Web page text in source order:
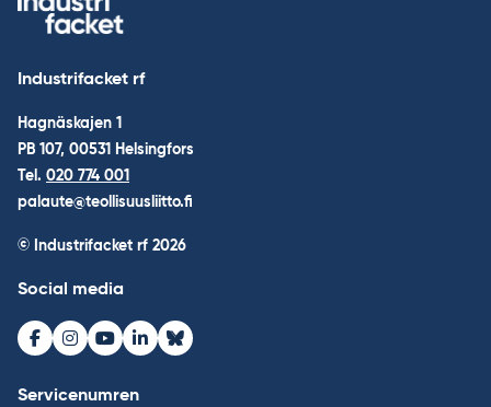
Industrifacket rf
Hagnäskajen 1
PB 107, 00531 Helsingfors
Tel. 020 774 001
palaute@teollisuusliitto.fi
© Industrifacket rf 2026
Social media
Facebook
Instagram
Youtube
LinkedInBluesky
Servicenumren